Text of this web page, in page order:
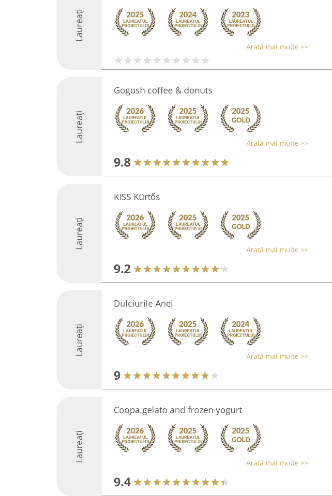
Laureați
Arată mai multe >>
Laureați
Gogosh coffee & donuts
Arată mai multe >>
9.8
Laureați
KISS Kürtős
Arată mai multe >>
9.2
Laureați
Dulciurile Anei
Arată mai multe >>
9
Laureați
Coopa.gelato and frozen yogurt
Arată mai multe >>
9.4